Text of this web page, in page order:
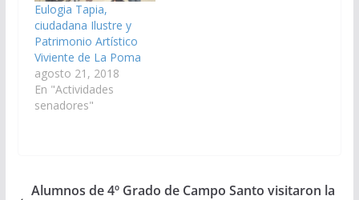
Eulogia Tapia,
ciudadana Ilustre y
Patrimonio Artístico
Viviente de La Poma
agosto 21, 2018
En "Actividades
senadores"
Alumnos de 4º Grado de Campo Santo visitaron la